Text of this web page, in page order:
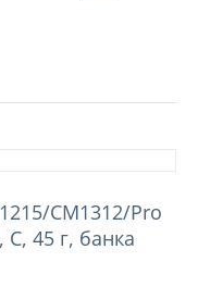
CM1312/Pro
45 г, банка